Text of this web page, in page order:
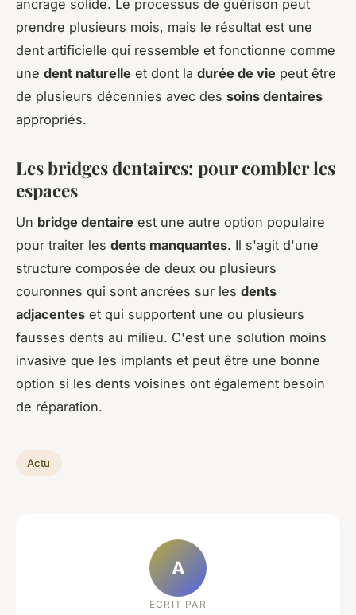
ancrage solide. Le processus de guérison peut
prendre plusieurs mois, mais le résultat est une
dent artificielle qui ressemble et fonctionne comme
une dent naturelle et dont la durée de vie peut être
de plusieurs décennies avec des soins dentaires
appropriés.
Les bridges dentaires: pour combler les
espaces
Un bridge dentaire est une autre option populaire
pour traiter les dents manquantes. Il s'agit d'une
structure composée de deux ou plusieurs
couronnes qui sont ancrées sur les dents
adjacentes et qui supportent une ou plusieurs
fausses dents au milieu. C'est une solution moins
invasive que les implants et peut être une bonne
option si les dents voisines ont également besoin
de réparation.
Actu
A
ECRIT PAR